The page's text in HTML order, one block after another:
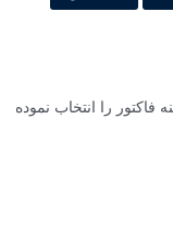
فاکتور را انتخاب نموده